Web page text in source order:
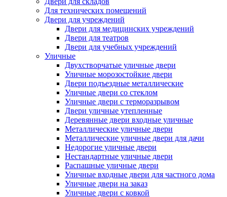
Для технических помещений
Двери для учреждений
Двери для медицинских учреждений
Двери для театров
Двери для учебных учреждений
Уличные
Двухстворчатые уличные двери
Уличные морозостойкие двери
Двери подъездные металлические
Уличные двери со стеклом
Уличные двери с терморазрывом
Двери уличные утепленные
Деревянные двери входные уличные
Металлические уличные двери
Металлические уличные двери для дачи
Недорогие уличные двери
Нестандартные уличные двери
Распашные уличные двери
Уличные входные двери для частного дома
Уличные двери на заказ
Уличные двери с ковкой